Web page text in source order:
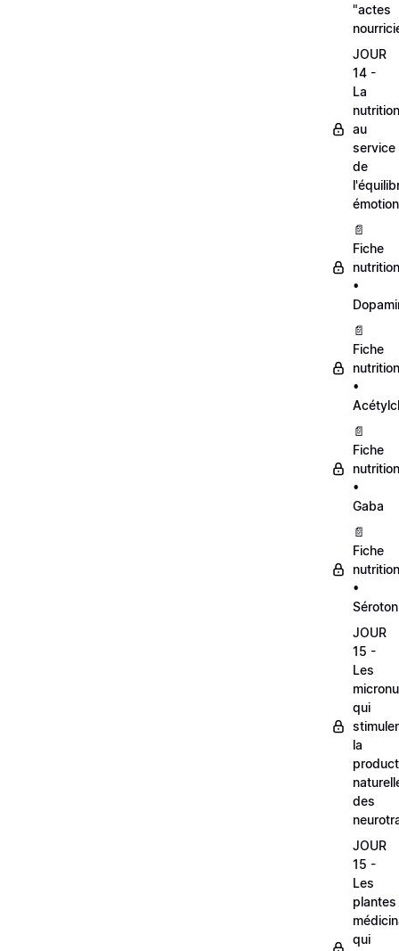
"actes
JOUR
14 -
La
nutrition
au
service
de
📄
Fiche
nutrition
•
📄
Fiche
nutrition
•
📄
Fiche
nutrition
•
Gaba
📄
Fiche
nutrition
•
JOUR
15 -
Les
qui
la
des
JOUR
15 -
Les
plantes
qui